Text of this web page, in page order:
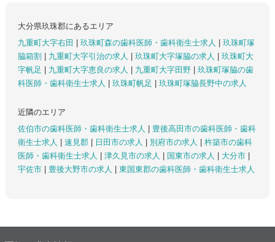
大分県玖珠郡にあるエリア
九重町大字右田
玖珠町森の歯科医師・歯科衛生士求人
玖珠町塚
脇箱割
九重町大字引治の求人 玖珠町大字塚脇の求人
玖珠町大
字帆足
九重町大字恵良の求人 九重町大字田野
玖珠町塚脇の歯
科医師・歯科衛生士求人
玖珠町帆足 玖珠町塚脇長野中の求人
近隣のエリア
佐伯市の歯科医師・歯科衛生士求人
豊後高田市の歯科医師・歯科
衛生士求人
速見郡 日田市の求人 別府市の求人
杵築市の歯科
医師・歯科衛生士求人
津久見市の求人 国東市の求人 大分市
宇佐市
豊後大野市の求人 東国東郡の歯科医師・歯科衛生士求人